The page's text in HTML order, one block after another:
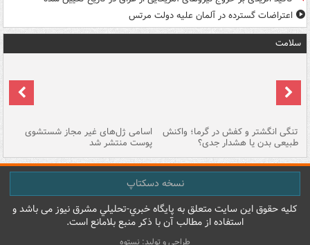
اعتراضات گسترده در آلمان علیه دولت مرتس
سلامت
تنگی انگشتر و کفش در گرما؛ واکنش
طبیعی بدن یا هشدار جدی؟
اسامی ژل‌های غیر مجاز شستشوی
پوست منتشر شد
نسخه دسکتاپ
کليه حقوق اين سايت متعلق به پایگاه خبري-تحليلي مشرق نيوز می باشد و
استفاده از مطالب آن با ذکر منبع بلامانع است.
طراحی و تولید: نستوه